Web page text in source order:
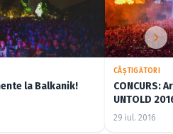
la Balkanik!
CÂŞTIGĂTORI
CONCURS:
UNTOLD
29 iul. 2016